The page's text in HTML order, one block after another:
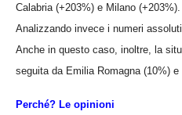
Calabria (+203%) e Milano (+203%).
Analizzando invece i numeri
Anche in questo caso, inoltre, la
seguita da Emilia Romagna (10%) e
Perché? Le opinioni